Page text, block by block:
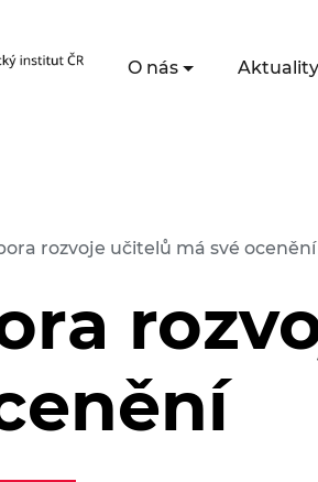
O nás
rozvoje učitelů má své ocenění